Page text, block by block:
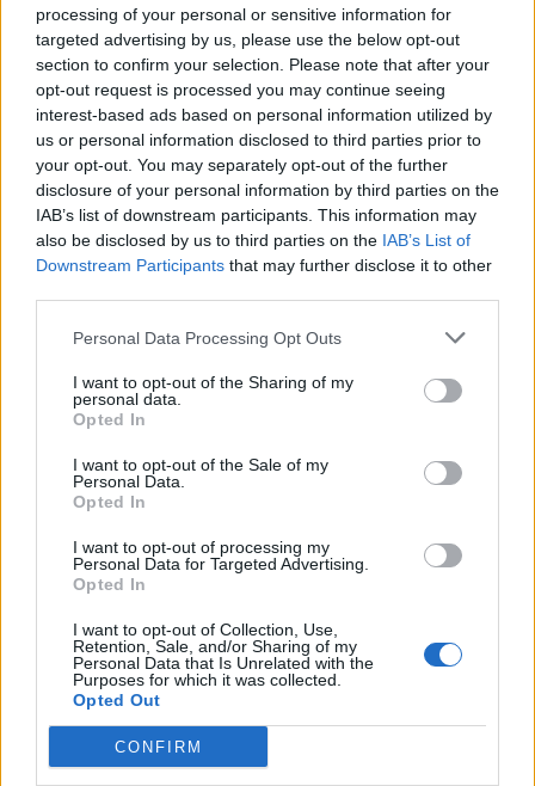
processing of your personal or sensitive information for
targeted advertising by us, please use the below opt-out
section to confirm your selection. Please note that after your
opt-out request is processed you may continue seeing
interest-based ads based on personal information utilized by
us or personal information disclosed to third parties prior to
your opt-out. You may separately opt-out of the further
disclosure of your personal information by third parties on the
IAB’s list of downstream participants. This information may
also be disclosed by us to third parties on the IAB’s List of
Downstream Participants that may further disclose it to other
Personal Data Processing Opt Outs
I want to opt-out of the Sharing of my
personal data.
Opted In
I want to opt-out of the Sale of my
Personal Data.
Opted In
I want to opt-out of processing my
Personal Data for Targeted Advertising.
Opted In
I want to opt-out of Collection, Use,
Retention, Sale, and/or Sharing of my
Personal Data that Is Unrelated with the
Purposes for which it was collected.
Opted Out
CONFIRM